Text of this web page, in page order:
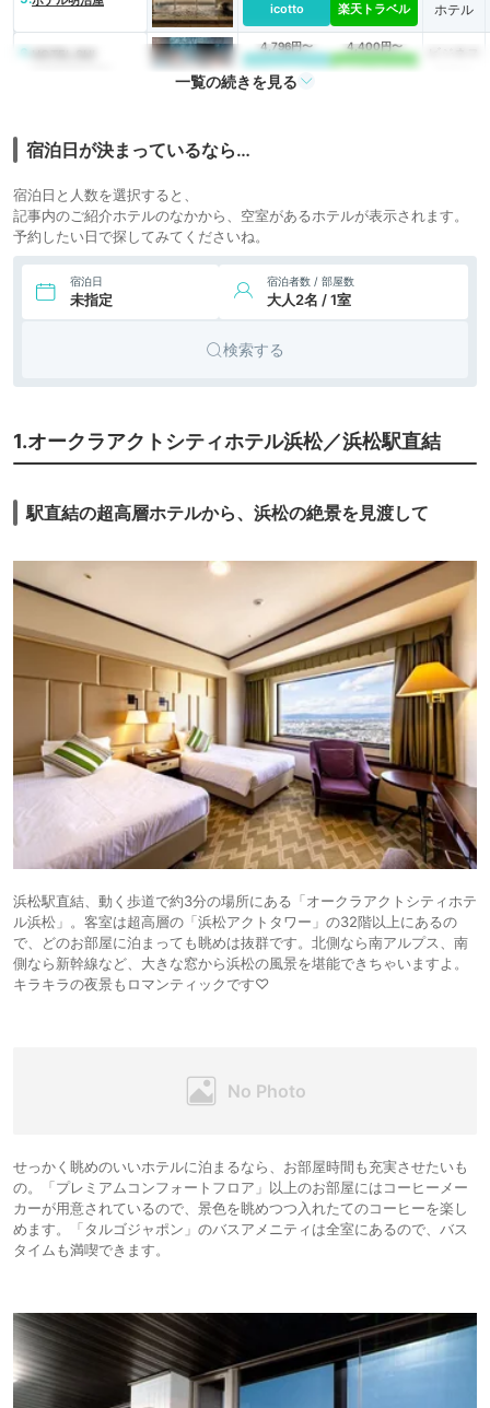
icotto 楽天トラベル
ホテル
6. 4,796円〜
icotto
4,400円〜
楽天トラベル
イ デイ）
Hamamatsu
一覧の続きを見る
宿泊日が決まっているなら…
宿泊日と人数を選択すると、
記事内のご紹介ホテルのなかから、空室があるホテルが表示されます。
予約したい日で探してみてくださいね。
宿泊日
未指定
宿泊者数 / 部屋数
大人2名 / 1室
検索する
1.オークラアクトシティホテル浜松／浜松駅直結
駅直結の超高層ホテルから、浜松の絶景を見渡して
浜松駅直結、動く歩道で約3分の場所にある「オークラアクトシティホテ
ル浜松」。客室は超高層の「浜松アクトタワー」の32階以上にあるの
で、どのお部屋に泊まっても眺めは抜群です。北側なら南アルプス、南
側なら新幹線など、大きな窓から浜松の風景を堪能できちゃいますよ。
キラキラの夜景もロマンティックです♡
せっかく眺めのいいホテルに泊まるなら、お部屋時間も充実させたいも
の。「プレミアムコンフォートフロア」以上のお部屋にはコーヒーメー
カーが用意されているので、景色を眺めつつ入れたてのコーヒーを楽し
めます。「タルゴジャポン」のバスアメニティは全室にあるので、バス
タイムも満喫できます。